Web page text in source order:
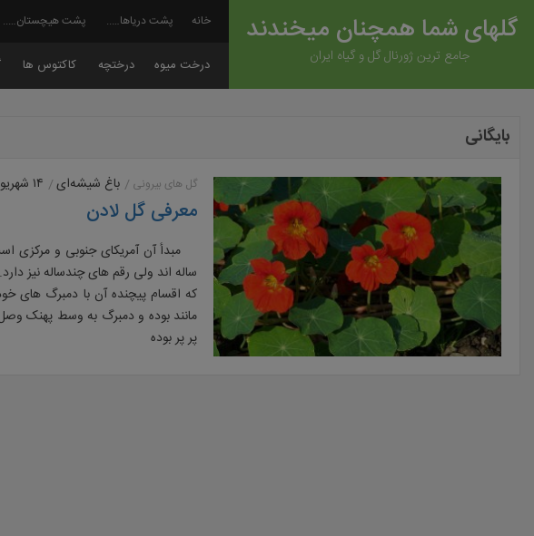
گلهای شما همچنان میخندند
جامع ترین ژورنال گل و گیاه ایران
خانه پشت دریاها….. پشت هیچستان…..
درخت میوه درختچه کاکتوس ها
بایگانی
گل های بیرونی باغ شیشه‌ای ۱۴ شهریور ۱۳۹۲
معرفی گل لادن
مبدأ آن آمریکای جنوبی و مرکزی
ساله اند ولی رقم های چندساله نیز
که اقسام پیچنده آن با دمبرگ های
مانند بوده و دمبرگ به وسط پهنک
پر پر بوده